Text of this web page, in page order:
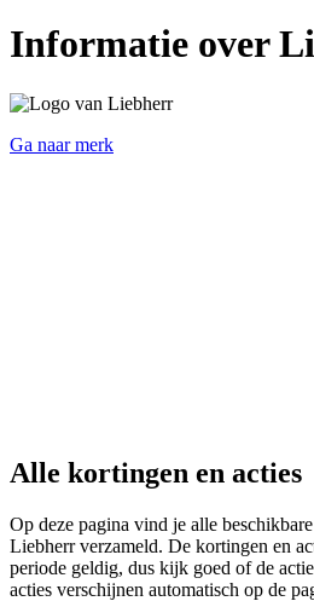
Informatie over
Ga naar merk
Alle kortingen en acties
Op deze pagina vind je alle
Liebherr verzameld. De kortingen en
periode geldig, dus kijk goed of de
acties verschijnen automatisch op de